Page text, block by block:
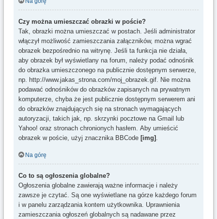
Czy można umieszczać obrazki w poście?
Tak, obrazki można umieszczać w postach. Jeśli administrator
włączył możliwość zamieszczania załączników, można wgrać
obrazek bezpośrednio na witrynę. Jeśli ta funkcja nie działa,
aby obrazek był wyświetlany na forum, należy podać odnośnik
do obrazka umieszczonego na publicznie dostępnym serwerze,
np. http://www.jakas_strona.com/moj_obrazek.gif. Nie można
podawać odnośników do obrazków zapisanych na prywatnym
komputerze, chyba że jest publicznie dostępnym serwerem ani
do obrazków znajdujących się na stronach wymagających
autoryzacji, takich jak, np. skrzynki pocztowe na Gmail lub
Yahoo! oraz stronach chronionych hasłem. Aby umieścić
obrazek w poście, użyj znacznika BBCode [img] .
Na górę
Co to są ogłoszenia globalne?
Ogłoszenia globalne zawierają ważne informacje i należy
zawsze je czytać. Są one wyświetlane na górze każdego forum
i w panelu zarządzania kontem użytkownika. Uprawnienia
zamieszczania ogłoszeń globalnych są nadawane przez